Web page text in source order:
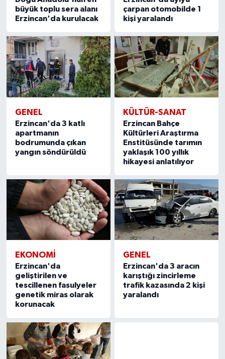
büyük toplu sera alanı
Erzincan'da kurulacak
çarpan otomobilde 1
kişi yaralandı
GENEL
Erzincan'da 3 katlı
apartmanın
bodrumunda çıkan
yangın söndürüldü
KÜLTÜR-SANAT
Erzincan Bahçe
Kültürleri Araştırma
Enstitüsünde tarımın
yaklaşık 100 yıllık
hikayesi anlatılıyor
EKONOMİ
Erzincan'da
geliştirilen ve
tescillenen fasulyeler
genetik miras olarak
korunacak
GENEL
Erzincan'da 3 aracın
karıştığı zincirleme
trafik kazasında 2 kişi
yaralandı